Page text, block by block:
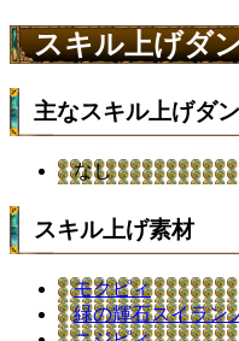
スキル上げダ
主なスキル上げダ
なし
スキル上げ素材
モクピィ
緑の輝石スイラン